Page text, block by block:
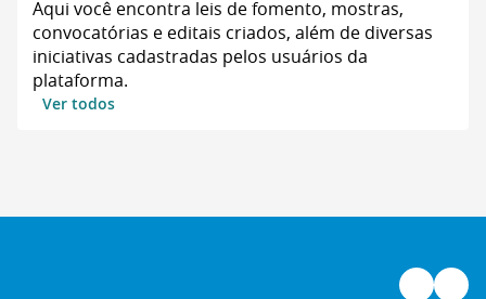
Aqui você encontra leis de fomento, mostras,
convocatórias e editais criados, além de diversas
iniciativas cadastradas pelos usuários da
plataforma.
Ver todos